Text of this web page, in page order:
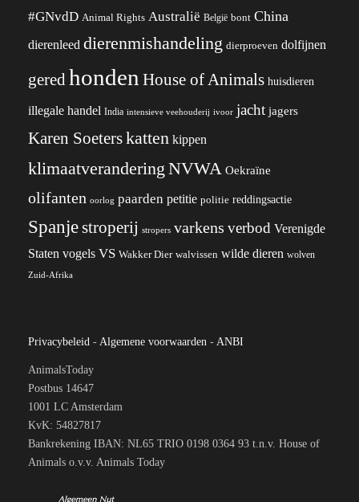
#GNvdD Animal Rights Australië België bont China
dierenleed dierenmishandeling dierproeven dolfijnen
gered honden House of Animals huisdieren
illegale handel India intensieve veehouderij ivoor jacht jagers
Karen Soeterskatten kippen
klimaatverandering NVWA Oekraïne
olifanten oorlog paarden petitie politie reddingsactie
Spanjestroperij stropers varkens verbod Verenigde
Staten vogels VS Wakker Dier walvissen wilde dieren wolven
Zuid-Afrika
Privacybeleid - Algemene voorwaarden - ANBI
AnimalsToday
Postbus 14647
1001 LC Amsterdam
KvK: 54827817
Bankrekening IBAN: NL65 TRIO 0198 0364 93 t.n.v. House of
Animals o.v.v. Animals Today